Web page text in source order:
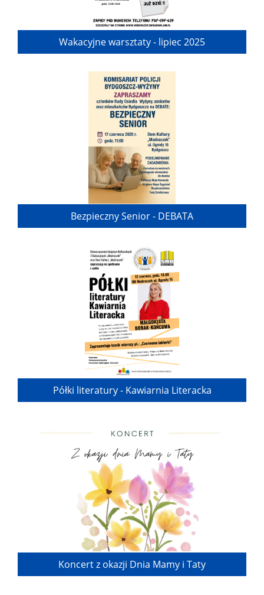
Wakacyjne warsztaty - lipiec 2025
Bezpieczny Senior - DEBATA
Półki literatury - Kawiarnia Literacka
Koncert z okazji Dnia Mamy i Taty